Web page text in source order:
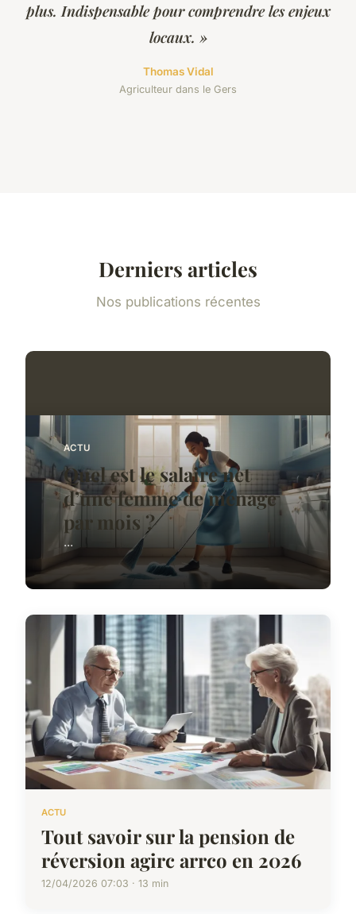
plus. Indispensable pour comprendre les enjeux
locaux. »
Thomas Vidal
Agriculteur dans le Gers
Derniers articles
Nos publications récentes
ACTU
Quel est le salaire net
d’une femme de ménage
par mois ?
...
ACTU
Tout savoir sur la pension de
réversion agirc arrco en 2026
12/04/2026 07:03 · 13 min